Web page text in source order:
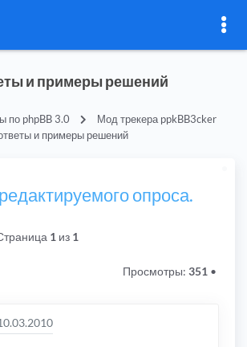
и примеры решений
по phpBB 3.0
Мод трекера ppkBB3cker
и примеры решений
опроса.
1 из 1
Просмотры: 351 •